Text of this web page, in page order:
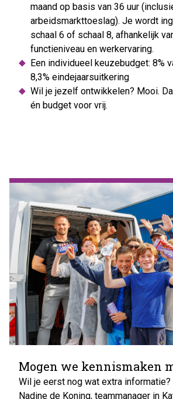
maand op basis van 36 uur
arbeidsmarkttoeslag). Je wordt
schaal 6 of schaal 8, afhankelijk
functieniveau en werkervaring.
Een individueel keuzebudget: 8%
8,3% eindejaarsuitkering
Wil je jezelf ontwikkelen? Mooi.
én budget voor vrij.
Mogen we kennismaken
Wil je eerst nog wat extra
Nadine de Koning, teammanager in